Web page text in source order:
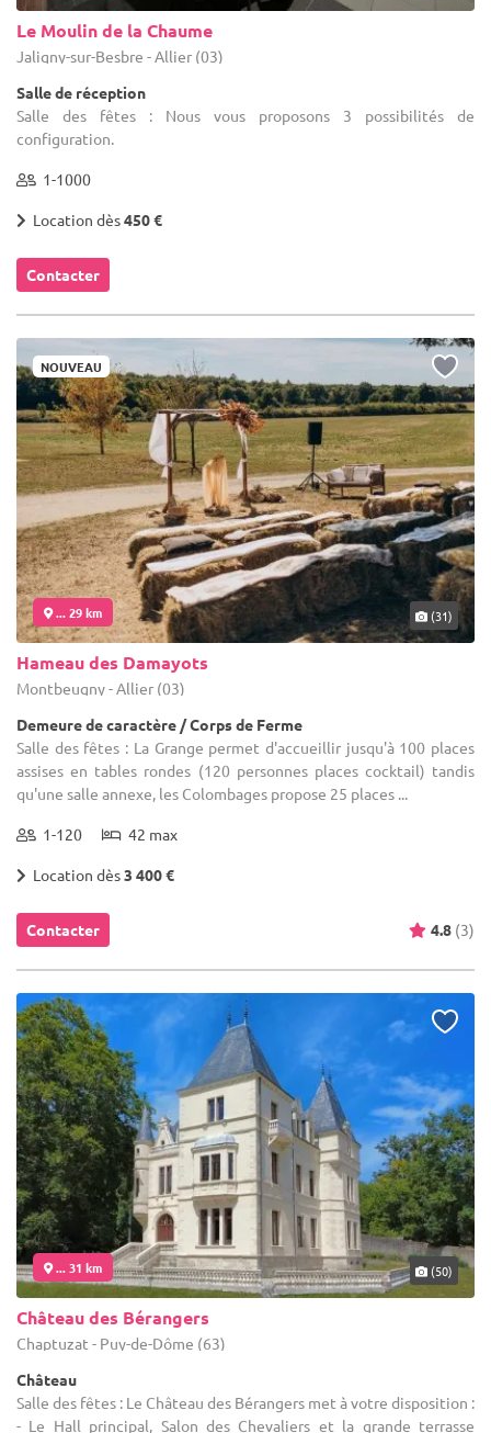
Le Moulin de la Chaume
Jaligny-sur-Besbre - Allier (03)
Salle de réception
Salle des fêtes : Nous vous proposons 3 possibilités de
configuration.
1-1000
Location dès450 €
Contacter
NOUVEAU
... 29 km (31)
Hameau des Damayots
Montbeugny - Allier (03)
Demeure de caractère / Corps de Ferme
Salle des fêtes : La Grange permet d'accueillir jusqu'à 100 places
assises en tables rondes (120 personnes places cocktail) tandis
qu'une salle annexe, les Colombages propose 25 places ...
1-120 42 max
Location dès3 400 €
Contacter 4.8 (3)
... 31 km (50)
Château des Bérangers
Chaptuzat - Puy-de-Dôme (63)
Château
Salle des fêtes : Le Château des Bérangers met à votre disposition :
- Le Hall principal, Salon des Chevaliers et la grande terrasse